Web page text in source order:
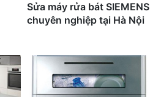
Sửa máy rửa bát SIEMENS
chuyên nghiệp tại Hà Nội